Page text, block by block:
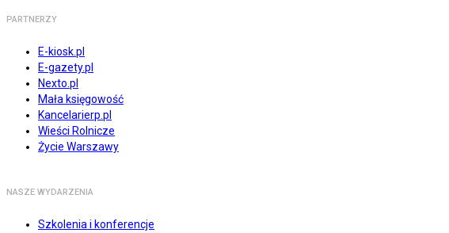
PARTNERZY
E-kiosk.pl
E-gazety.pl
Nexto.pl
Mała księgowość
Kancelarierp.pl
Wieści Rolnicze
Życie Warszawy
NASZE WYDARZENIA
Szkolenia i konferencje